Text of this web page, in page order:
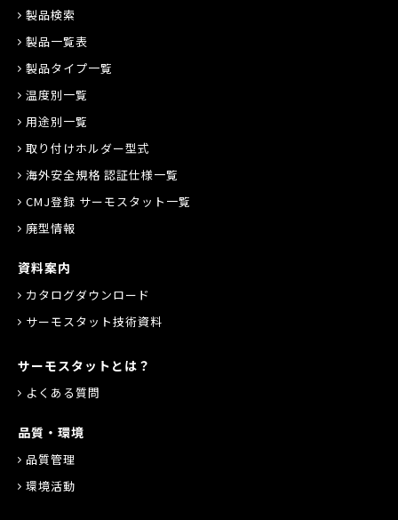
製品検索
製品一覧表
製品タイプ一覧
温度別一覧
用途別一覧
取り付けホルダー型式
海外安全規格 認証仕様一覧
CMJ登録 サーモスタット一覧
廃型情報
資料案内
カタログダウンロード
サーモスタット技術資料
サーモスタットとは？
よくある質問
品質・環境
品質管理
環境活動